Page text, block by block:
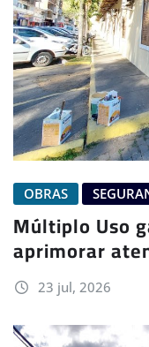
OBRAS
Múltiplo Uso
aprimorar
23 jul, 2026